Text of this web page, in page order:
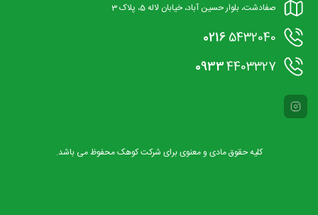
صفادشت، بلوار حسین آباد، خیابان لاله 5، پلاک 3
02165432040
09334403327
کلیه حقوق مادی و معنوی برای شرکت کوهک محفوظ می باشد.